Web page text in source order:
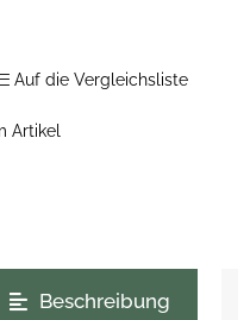
Artikel
Auf die Vergleichsliste
Beschreibung